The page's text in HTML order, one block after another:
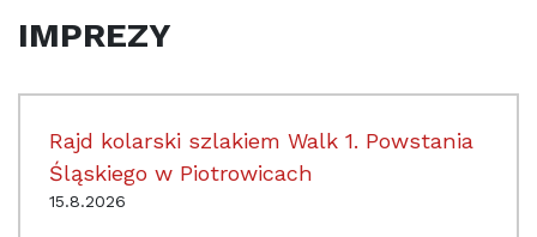
IMPREZY
Rajd kolarski szlakiem Walk 1. Powstania
Śląskiego w Piotrowicach
15.8.2026